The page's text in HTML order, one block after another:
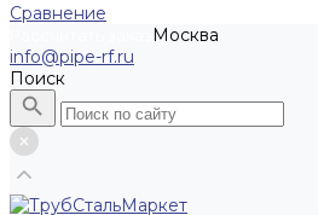
Сравнение
Москва
info@pipe-rf.ru
Поиск